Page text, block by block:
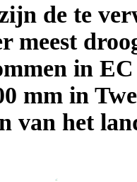
de te
meest
in
mm in
van het